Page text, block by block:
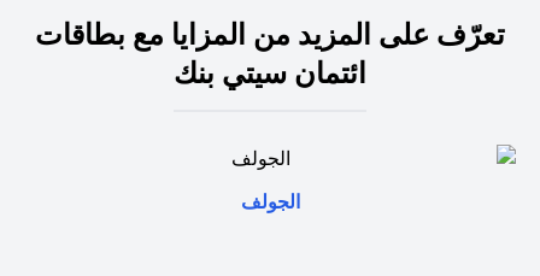
تعرّف على المزيد من المزايا مع بطاقات
ائتمان سيتي بنك
الجولف